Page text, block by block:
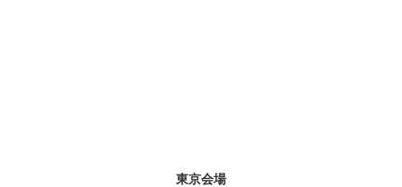
東京会場